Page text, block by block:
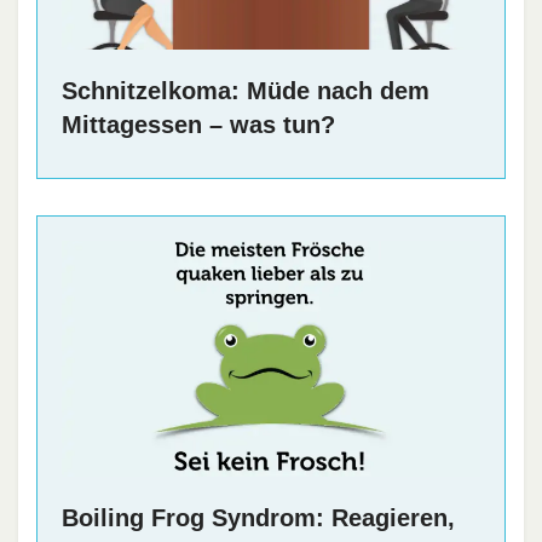
Schnitzelkoma: Müde nach dem
Mittagessen – was tun?
Boiling Frog Syndrom: Reagieren,